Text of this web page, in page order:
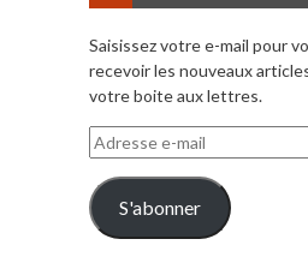
Saisissez votre e-mail pour
recevoir les nouveaux
votre boite aux lettres.
Adresse
e-
mail
S'abonner